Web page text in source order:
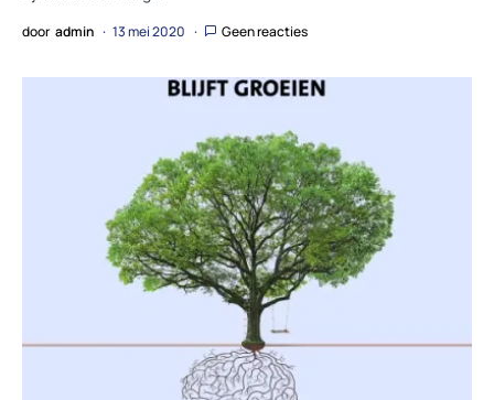
door admin 13 mei 2020 Geen reacties